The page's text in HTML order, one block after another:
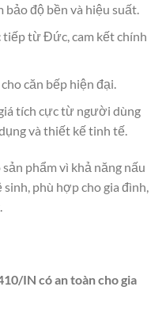
độ bền và hiệu suất.
từ Đức, cam kết chính
căn bếp hiện đại.
tích cực từ người dùng
và thiết kế tinh tế.
phẩm vì khả năng nấu
phù hợp cho gia đình,
IN có an toàn cho gia